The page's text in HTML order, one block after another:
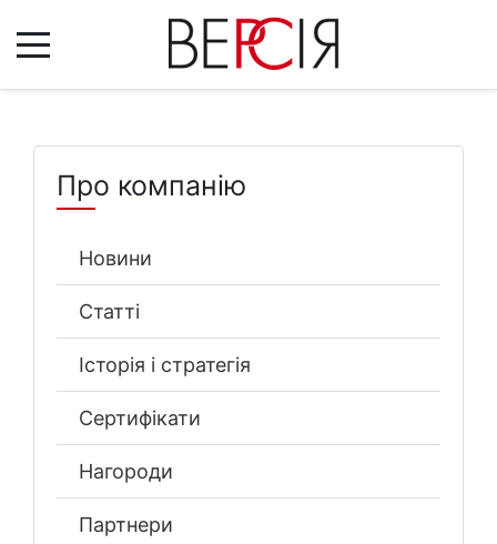
Про компанію
Новини
Статті
Історія і стратегія
Сертифікати
Нагороди
Партнери